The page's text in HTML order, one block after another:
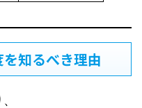
知るべき理由